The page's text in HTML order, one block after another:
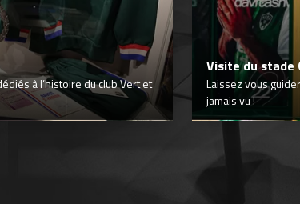
à l’histoire du club Vert et
Visite du stade
Laissez vous
jamais vu !